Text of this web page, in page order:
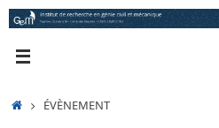
Passer
au
ACCUEIL
ÉVÈNEMENT